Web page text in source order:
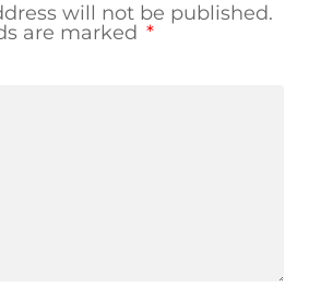
will not be published.
are marked *